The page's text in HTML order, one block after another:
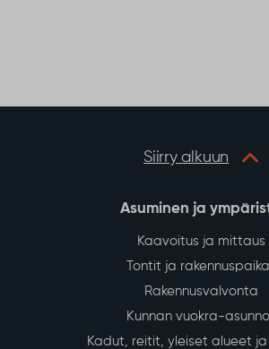
Siirry alkuun
Asuminen ja
Kaavoitus ja mittaus
Tontit ja
Rakennusvalvonta
Kunnan vuokra-
Kadut, reitit, yleiset alueet ja